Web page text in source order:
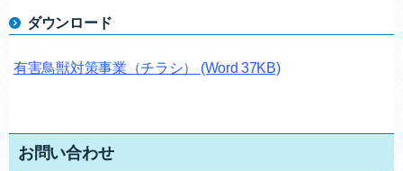
ダウンロード
有害鳥獣対策事業（チラシ） (Word 37KB)
お問い合わせ